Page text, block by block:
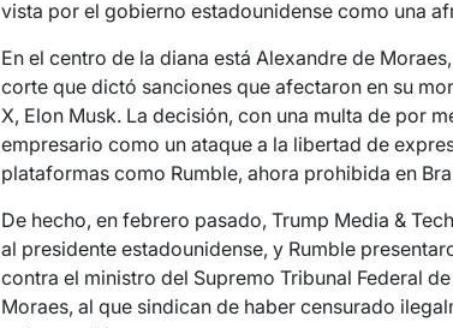
vista por el gobierno estadounidense como una
En el centro de la diana está Alexandre de
corte que dictó sanciones que afectaron en su
X, Elon Musk. La decisión, con una multa de por
empresario como un ataque a la libertad de
plataformas como Rumble, ahora prohibida en
De hecho, en febrero pasado, Trump Media &
al presidente estadounidense, y Rumble
contra el ministro del Supremo Tribunal Federal
Moraes, al que sindican de haber censurado